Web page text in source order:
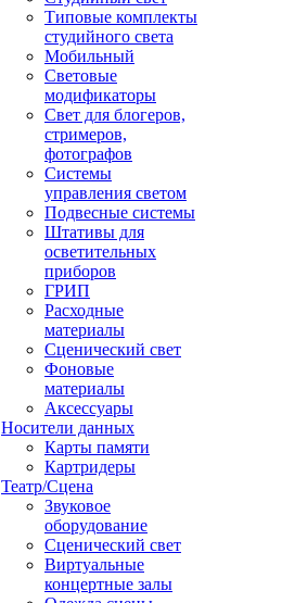
Типовые комплекты
студийного света
Мобильный
Световые
модификаторы
Свет для блогеров,
стримеров,
фотографов
Системы
управления светом
Подвесные системы
Штативы для
осветительных
приборов
ГРИП
Расходные
материалы
Сценический свет
Фоновые
материалы
Аксессуары
Носители данных
Карты памяти
Картридеры
Театр/Сцена
Звуковое
оборудование
Сценический свет
Виртуальные
концертные залы